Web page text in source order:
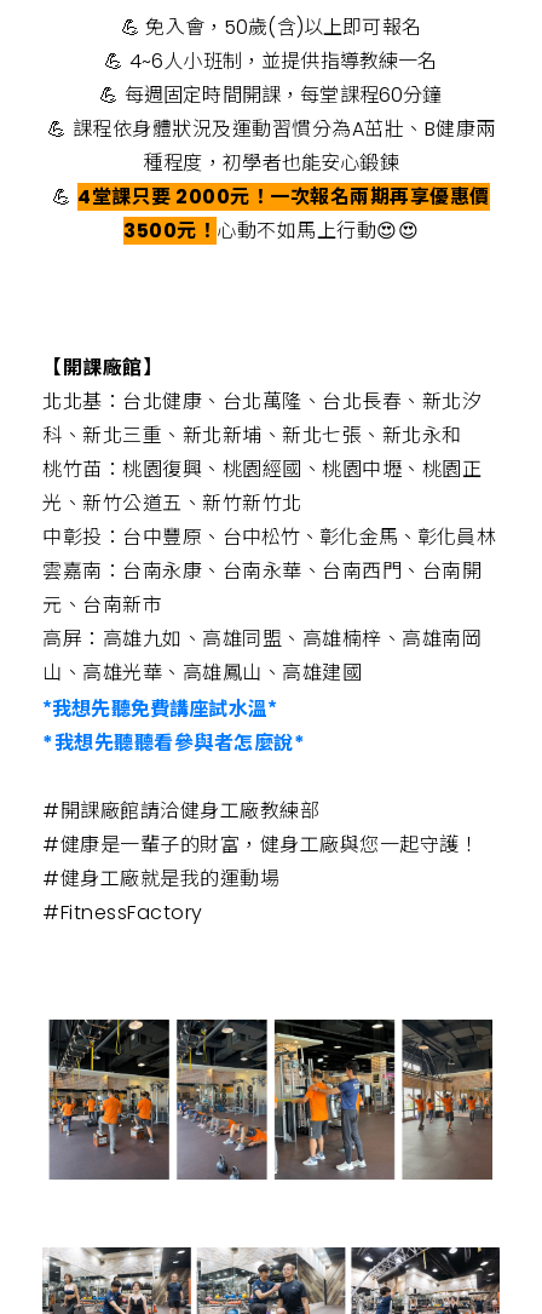
💪 免入會，50歲(含)以上即可報名
💪 4~6人小班制，並提供指導教練一名
💪 每週固定時間開課，每堂課程60分鐘
💪 課程依身體狀況及運動習慣分為A茁壯、B健康兩
種程度，初學者也能安心鍛鍊
💪 4堂課只要 2000元！一次報名兩期再享優惠價
3500元！ 心動不如馬上行動😍😍
【開課廠館】
北北基：台北健康、台北萬隆、台北長春、新北汐
科、新北三重、新北新埔、新北七張、新北永和
桃竹苗：桃園復興、桃園經國、桃園中壢、桃園正
光、新竹公道五、新竹新竹北
中彰投：台中豐原、 台中松竹、彰化金馬、彰化員林
雲嘉南：台南永康、台南永華、台南西門、台南開
元、台南新市
高屏：高雄九如、高雄同盟、高雄楠梓、高雄南岡
山、高雄光華、高雄鳳山、高雄建國
*我想先聽免費講座試水溫*
*我想先聽聽看參與者怎麼說*
#開課廠館請洽健身工廠教練部
#健康是一輩子的財富，健身工廠與您一起守護！
#健身工廠就是我的運動場
#FitnessFactory